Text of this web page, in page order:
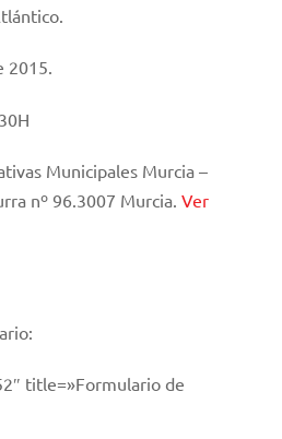
2015.
Municipales Murcia –
nº 96.3007 Murcia.Ver
title=»Formulario de